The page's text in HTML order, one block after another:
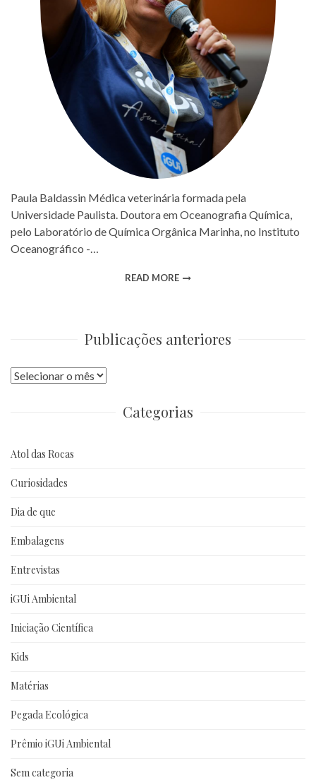
Paula Baldassin Médica veterinária formada pela
Universidade Paulista. Doutora em Oceanografia Química,
pelo Laboratório de Química Orgânica Marinha, no Instituto
Oceanográfico -…
READ MORE
Publicações anteriores
Publicações
Categorias
Atol das Rocas
Curiosidades
Dia de que
Embalagens
Entrevistas
iGUi Ambiental
Iniciação Científica
Kids
Matérias
Pegada Ecológica
Prêmio iGUi Ambiental
Sem categoria